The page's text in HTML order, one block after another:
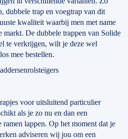
dubbele trap en voegtrap van dit
kwaliteit waarbij men met name
markt. De dubbele trappen van Solide
te verkrijgen, wilt je deze wel
mee bestellen.
voor uitsluitend particulier
als je zo nu en dan een
lappen. Op het moment dat je
adviseren wij jou om een